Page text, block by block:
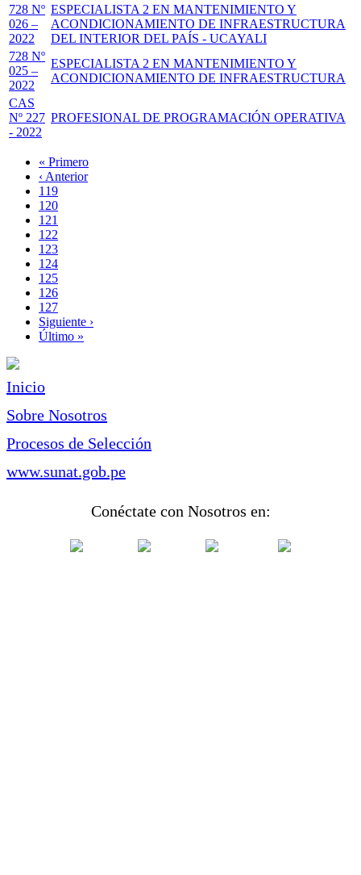
728 Nº
026 –
2022
ESPECIALISTA 2 EN MANTENIMIENTO Y
ACONDICIONAMIENTO DE INFRAESTRUCTURA
DEL INTERIOR DEL PAÍS - UCAYALI
728 Nº
025 –
2022
ESPECIALISTA 2 EN MANTENIMIENTO Y
ACONDICIONAMIENTO DE INFRAESTRUCTURA
CAS
Nº 227
- 2022
PROFESIONAL DE PROGRAMACIÓN OPERATIVA
Paginación
Primera
página
« Primero
Página
anterior
‹ Anterior
Page
119
Page
120
Page
121
Page
122
Página
actual
123
Page
124
Page
125
Page
126
Page
127
Siguiente
página
Siguiente ›
Última
Último »
Inicio
Sobre Nosotros
Procesos de Selección
www.sunat.gob.pe
Conéctate con Nosotros en: